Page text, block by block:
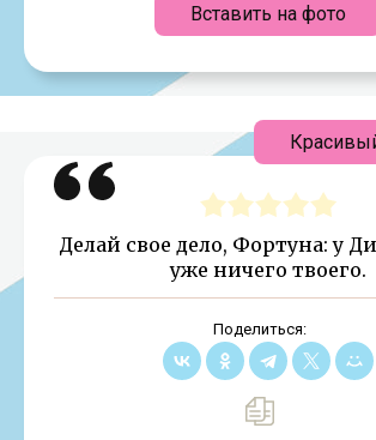
Вставить на фото
Делай свое дело, Фортуна: у
уже ничего твоего.
Поделиться: